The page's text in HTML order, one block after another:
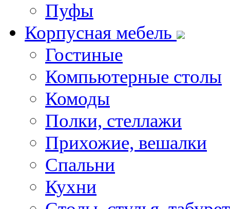
Пуфы
Корпусная мебель
Гостиные
Компьютерные столы
Комоды
Полки, стеллажи
Прихожие, вешалки
Спальни
Кухни